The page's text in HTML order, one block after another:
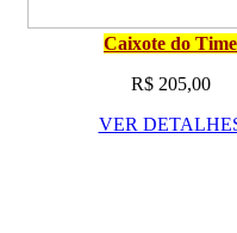
Caixote do Time
R$ 205,00
VER